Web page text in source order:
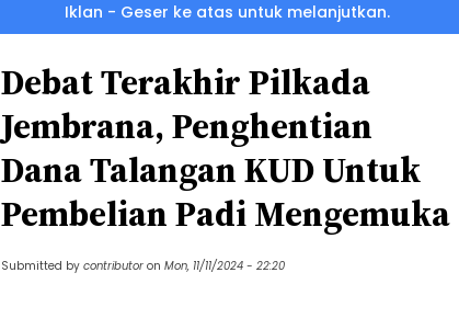
Iklan - Geser ke atas untuk melanjutkan.
Debat Terakhir Pilkada
Jembrana, Penghentian
Dana Talangan KUD Untuk
Pembelian Padi Mengemuka
Submitted by contributor on Mon, 11/11/2024 - 22:20